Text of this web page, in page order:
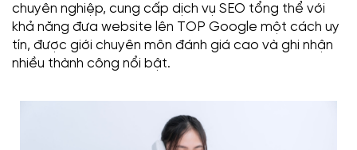
chuyên nghiệp, cung cấp dịch vụ SEO tổng thể với
khả năng đưa website lên TOP Google một cách uy
tín, được giới chuyên môn đánh giá cao và ghi nhận
nhiều thành công nổi bật.